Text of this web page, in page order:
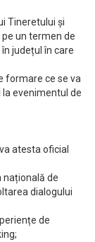
Tineretului și
un termen de
județul în care
formare ce se va
evenimentul de
atesta oficial
națională de
dialogului
de